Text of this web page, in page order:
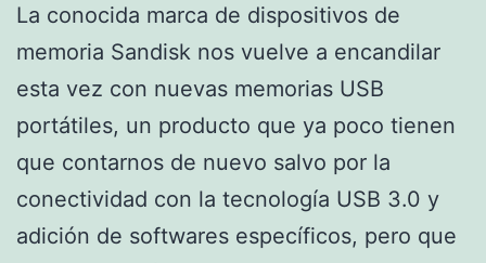
La conocida marca de dispositivos de
memoria Sandisk nos vuelve a encandilar
esta vez con nuevas memorias USB
portátiles, un producto que ya poco tienen
que contarnos de nuevo salvo por la
conectividad con la tecnología USB 3.0 y
adición de softwares específicos, pero que